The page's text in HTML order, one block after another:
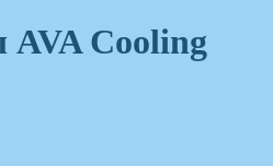
AVA Cooling